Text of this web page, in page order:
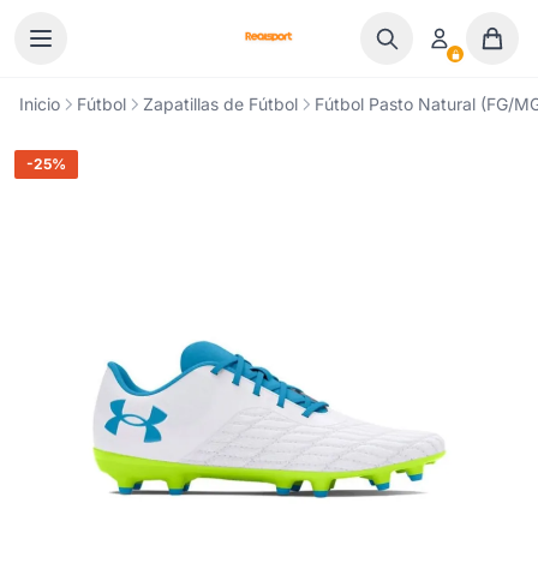
Inicio Fútbol Zapatillas de Fútbol Fútbol Pasto Natural (FG/
-25%